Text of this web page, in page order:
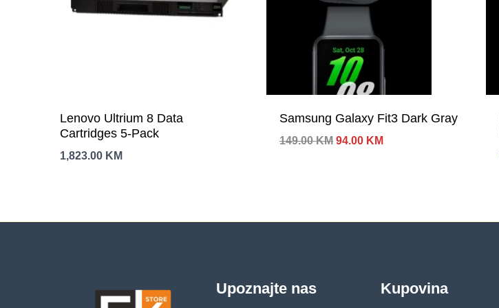
Lenovo Ultrium 8 Data
Cartridges 5-Pack
1,823.00 KM
Samsung Galaxy Fit3 Dark Gray
149.00KM Izvorna
94.00 KMTrenutna
Upoznajte nas Kupovina